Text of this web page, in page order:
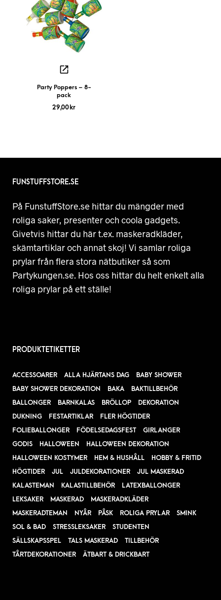
Party Poppers – 8-
pack
29,00 kr
FUNSTUFFSTORE.SE
På FunstuffStore.se hittar du mängder med
roliga saker, presenter och coola gadgets.
Givetvis hittar du här t.ex. maskeradkläder,
skämtartiklar och annat skoj! Vi samlar roliga
prylar från flera stora nätbutiker så som
Partykungen.se. Hos oss hittar du helt enkelt alla
roliga prylar på ett ställe!
PRODUKTETIKETTER
ACCESSOARER ALLA HJÄRTANS DAG
BABY SHOWER
BABY SHOWER DEKORATION
BAKA
BAKTILLBEHÖR
BALLONGER
BARNKALAS BRÖLLOP
DEKORATION
DUKNING
FESTARTIKLAR
FLER HÖGTIDER
FOLIEBALLONGER
FÖDELSEDAGSFEST
GIRLANGER
GODIS
HALLOWEEN
HALLOWEEN DEKORATION
HALLOWEEN KOSTYMER
HEM & HUSHÅLL
HOBBY & FRITID
HÖGTIDER
JUL JULDEKORATIONER
JUL MASKERAD
KALASTEMAN
KALASTILLBEHÖR
LATEXBALLONGER
LEKSAKER
MASKERAD
MASKERADKLÄDER
MASKERADTEMAN
NYÅR PÅSK ROLIGA PRYLAR
SMINK
SOL & BAD
STRESSLEKSAKER
STUDENTEN
SÄLLSKAPSSPEL
TALS MASKERAD
TILLBEHÖR
TÅRTDEKORATIONER
ÄTBART & DRICKBART